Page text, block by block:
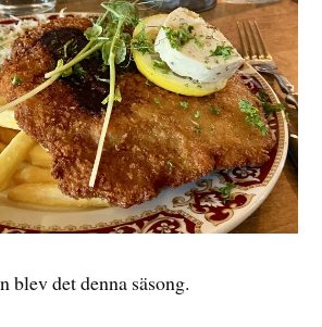
blev det denna säsong.